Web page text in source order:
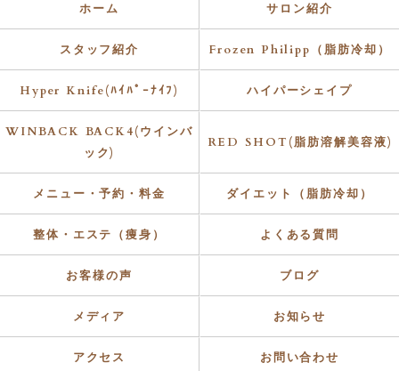
ホーム サロン紹介
スタッフ紹介 Frozen Philipp（脂肪冷却）
Hyper Knife(ﾊｲﾊﾟｰﾅｲﾌ) ハイパーシェイプ
WINBACK BACK4(ウインバ
ック)
RED SHOT(脂肪溶解美容液)
メニュー・予約・料金 ダイエット（脂肪冷却）
整体・エステ（痩身） よくある質問
お客様の声 ブログ
メディア お知らせ
アクセス お問い合わせ